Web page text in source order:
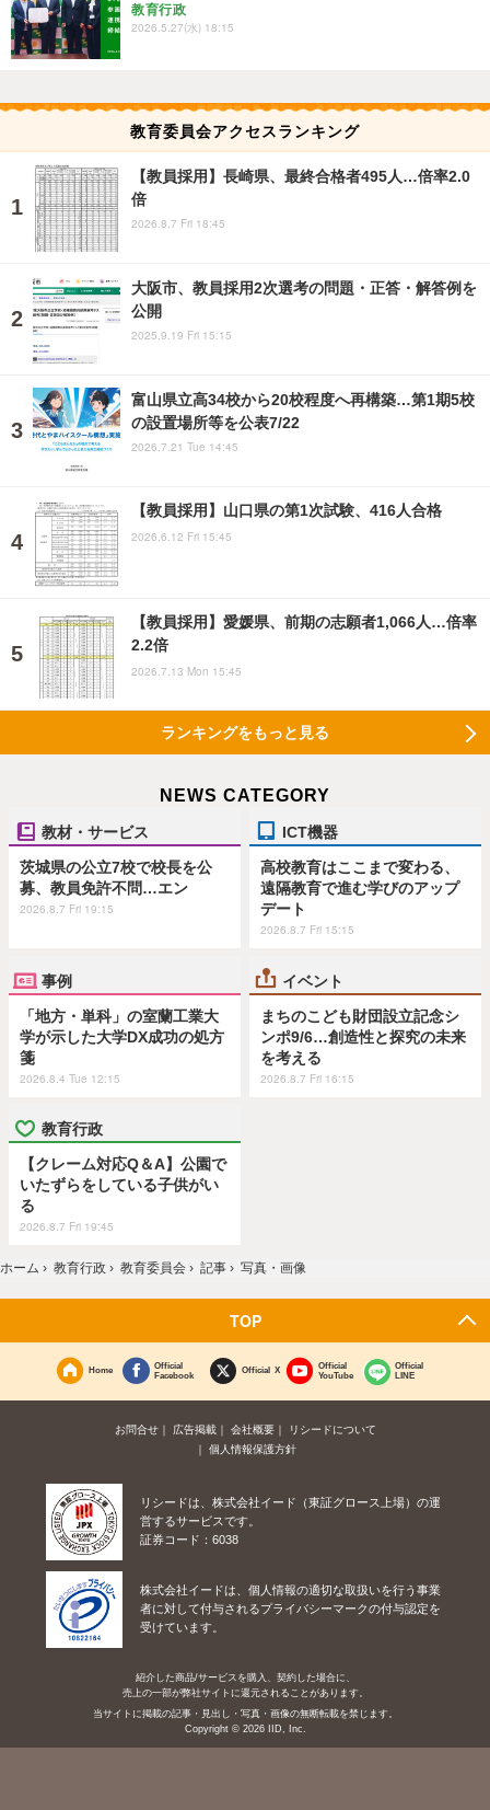
教育行政
2026.5.27(水) 18:15
教育委員会アクセスランキング
【教員採用】長崎県、最終合格者495人…倍率2.0
倍
2026.8.7 Fri 18:45
大阪市、教員採用2次選考の問題・正答・解答例を
公開
2025.9.19 Fri 15:15
富山県立高34校から20校程度へ再構築…第1期5校
の設置場所等を公表7/22
2026.7.21 Tue 14:45
【教員採用】山口県の第1次試験、416人合格
2026.6.12 Fri 15:45
【教員採用】愛媛県、前期の志願者1,066人…倍率
2.2倍
2026.7.13 Mon 15:45
ランキングをもっと見る
NEWS CATEGORY
教材・サービス
茨城県の公立7校で校長を公
募、教員免許不問…エン
2026.8.7 Fri 19:15
ICT機器
高校教育はここまで変わる、
遠隔教育で進む学びのアップ
デート
2026.8.7 Fri 15:15
事例
「地方・単科」の室蘭工業大
学が示した大学DX成功の処方
箋
2026.8.4 Tue 12:15
イベント
まちのこども財団設立記念シ
ンポ9/6…創造性と探究の未来
を考える
2026.8.7 Fri 16:15
教育行政
【クレーム対応Q＆A】公園で
いたずらをしている子供がい
る
2026.8.7 Fri 19:45
ホーム › 教育行政 › 教育委員会 › 記事 › 写真・画像
TOP
Home
Official
Facebook
Official X
Official
YouTube
Official
LINE
お問合せ 広告掲載 会社概要
リシードについて
個人情報保護方針
リシードは、株式会社イード（東証グロース上場）の運
営するサービスです。
証券コード：6038
株式会社イードは、個人情報の適切な取扱いを行う事業
者に対して付与されるプライバシーマークの付与認定を
受けています。
紹介した商品/サービスを購入、契約した場合に、
売上の一部が弊社サイトに還元されることがあります。
当サイトに掲載の記事・見出し・写真・画像の無断転載を禁じます。
Copyright © 2026 IID, Inc.